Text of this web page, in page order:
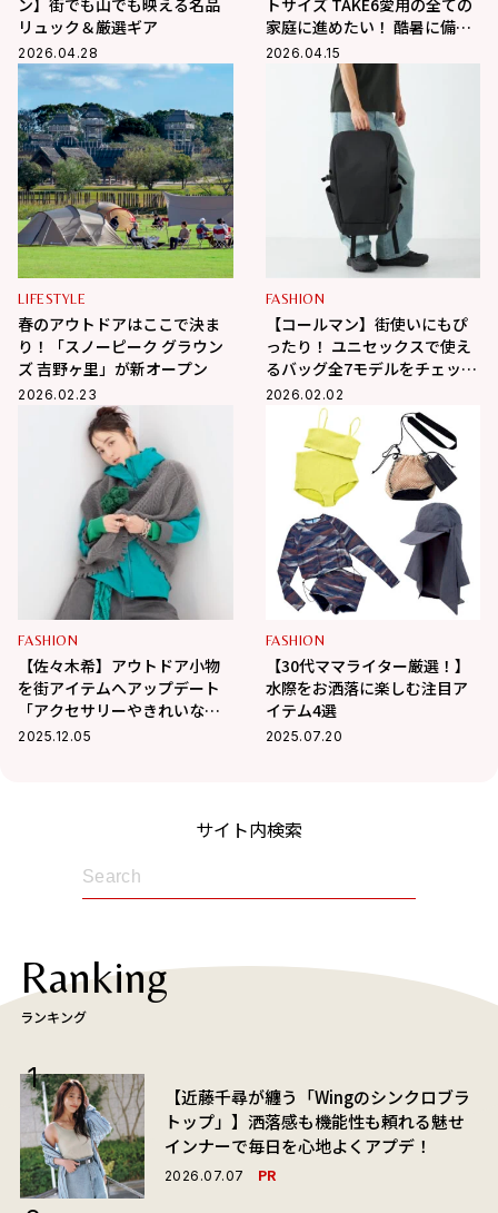
ン】街でも山でも映える名品
リュック＆厳選ギア
2026.04.28
トサイズ TAKE6愛用の全ての
家庭に進めたい！ 酷暑に備え
る！【インレッド６月号】
2026.04.15
LIFESTYLE
春のアウトドアはここで決ま
り！「スノーピーク グラウン
ズ 吉野ヶ里」が新オープン
2026.02.23
FASHION
【コールマン】街使いにもぴ
ったり！ ユニセックスで使え
るバッグ全7モデルをチェッ
ク！
2026.02.02
FASHION
【佐々木希】アウトドア小物
を街アイテムへアップデート
「アクセサリーやきれいな色
を挿して、動きやすくて可愛
2025.12.05
FASHION
【30代ママライター厳選！】
水際をお洒落に楽しむ注目ア
イテム4選
2025.07.20
サイト内検索
Ranking
ランキング
【近藤千尋が纏う「Wingのシンクロブラ
トップ」】洒落感も機能性も頼れる魅せ
インナーで毎日を心地よくアプデ！
2026.07.07 PR